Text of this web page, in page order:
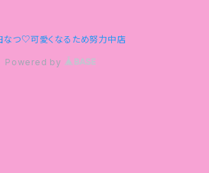
つ♡可愛くなるため努力中店
Powered by